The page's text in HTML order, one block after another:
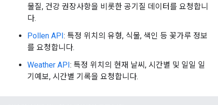
물질, 건강 권장사항을 비롯한 공기질 데이터를 요청합니
다.
Pollen API: 특정 위치의 유형, 식물, 색인 등 꽃가루 정보
를 요청합니다.
Weather API: 특정 위치의 현재 날씨, 시간별 및 일일 일
기예보, 시간별 기록을 요청합니다.